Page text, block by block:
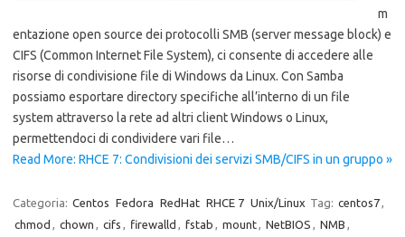
m
entazione open source dei protocolli SMB (server message block) e
CIFS (Common Internet File System), ci consente di accedere alle
risorse di condivisione file di Windows da Linux. Con Samba
possiamo esportare directory specifiche all’interno di un file
system attraverso la rete ad altri client Windows o Linux,
permettendoci di condividere vari file…
Read More: RHCE 7: Condivisioni dei servizi SMB/CIFS in un gruppo »
Categoria: Centos Fedora RedHat RHCE 7 Unix/Linux Tag: centos7,
chmod , chown , cifs , firewalld , fstab , mount, NetBIOS , NMB ,